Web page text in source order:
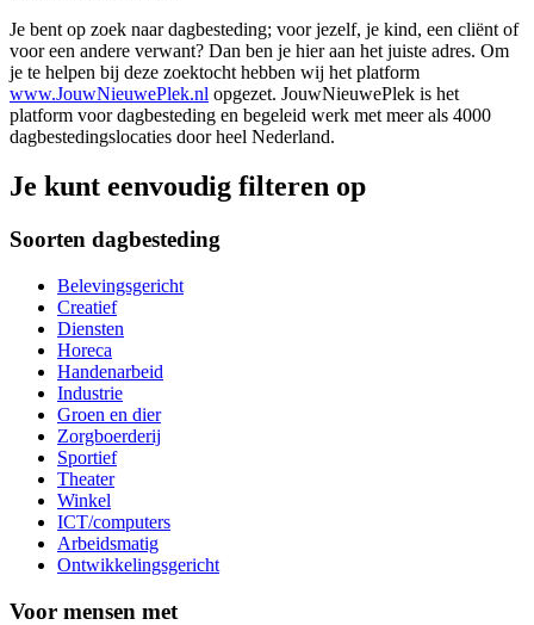
Je bent op zoek naar dagbesteding; voor jezelf, je kind, een cliënt of
voor een andere verwant? Dan ben je hier aan het juiste adres. Om
je te helpen bij deze zoektocht hebben wij het platform
www.JouwNieuwePlek.nl opgezet. JouwNieuwePlek is het
platform voor dagbesteding en begeleid werk met meer als 4000
dagbestedingslocaties door heel Nederland.
Je kunt eenvoudig filteren op
Soorten dagbesteding
Belevingsgericht
Creatief
Diensten
Horeca
Handenarbeid
Industrie
Groen en dier
Zorgboerderij
Sportief
Theater
Winkel
ICT/computers
Arbeidsmatig
Ontwikkelingsgericht
Voor mensen met